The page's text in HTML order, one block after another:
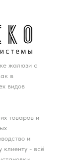
жалюзи с
в
видов
товаров и
и
клиенту - всё